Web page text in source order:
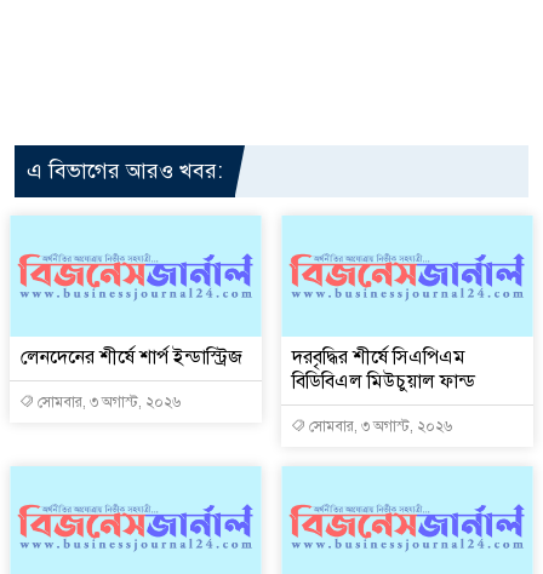
এ বিভাগের আরও খবর:
লেনদেনের শীর্ষে শার্প ইন্ডাস্ট্রিজ
সোমবার, ৩ অগাস্ট, ২০২৬
দরবৃদ্ধির শীর্ষে সিএপিএম
বিডিবিএল মিউচুয়াল ফান্ড
সোমবার, ৩ অগাস্ট, ২০২৬